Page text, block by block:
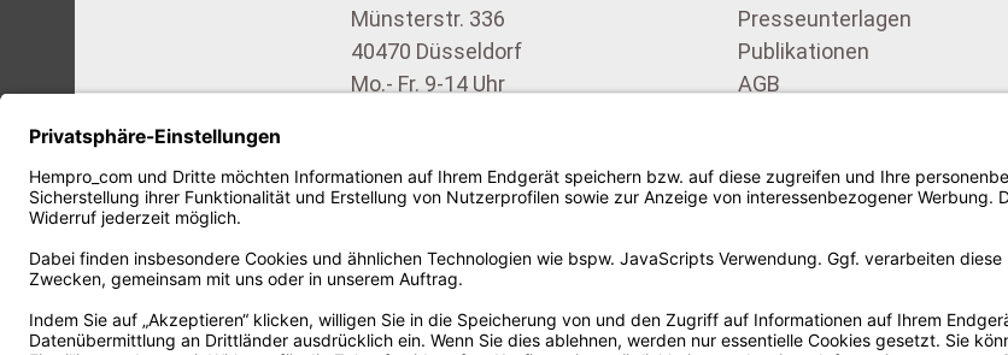
Münsterstr. 336
40470 Düsseldorf
Mo.- Fr. 9-14 Uhr
E-Mail: service@hempro.com
Presseunterlagen
Publikationen
AGB
Copyright ©2026 Hempro International